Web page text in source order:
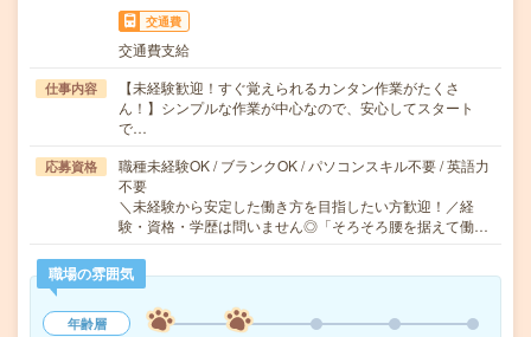
交通費
交通費支給
仕事内容
【未経験歓迎！すぐ覚えられるカンタン作業がたくさ
ん！】シンプルな作業が中心なので、安心してスタート
で…
応募資格
職種未経験OK / ブランクOK / パソコンスキル不要 / 英語力
不要
＼未経験から安定した働き方を目指したい方歓迎！／経
験・資格・学歴は問いません◎「そろそろ腰を据えて働…
職場の雰囲気
年齢層